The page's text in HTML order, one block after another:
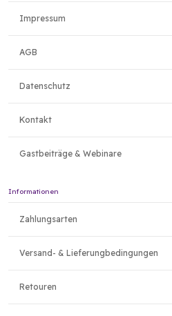
Impressum
AGB
Datenschutz
Kontakt
Gastbeiträge & Webinare
Informationen
Zahlungsarten
Versand- & Lieferungbedingungen
Retouren